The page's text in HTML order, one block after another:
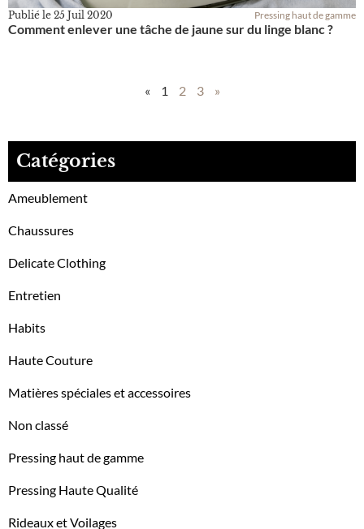
Publié le 25 Juil 2020 Pressing haut de gamme
Comment enlever une tâche de jaune sur du linge blanc ?
« 1 2 3 »
Catégories
Ameublement
Chaussures
Delicate Clothing
Entretien
Habits
Haute Couture
Matières spéciales et accessoires
Non classé
Pressing haut de gamme
Pressing Haute Qualité
Rideaux et Voilages